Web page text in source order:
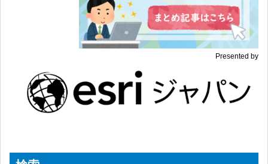
Presented by